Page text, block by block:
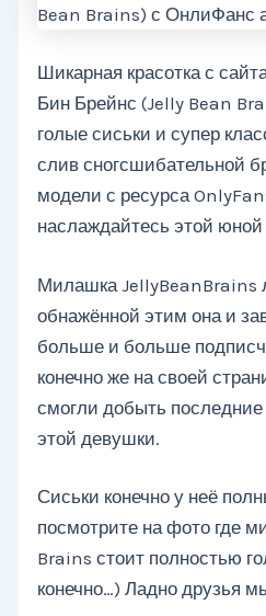
Шикарная красотка с
Бин Брейнс (Jelly Bean
голые сиськи и супер
слив сногсшибательной
модели с ресурса
наслаждайтесь этой юной
Милашка JellyBeanBrains
обнажённой этим она и
больше и больше
конечно же на своей
смогли добыть
этой девушки.
Сиськи конечно у неё
посмотрите на фото где
Brains стоит полностью
конечно…) Ладно друзья